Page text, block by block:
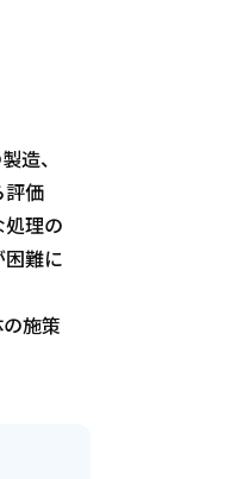
造、
評価
理の
難に
施策